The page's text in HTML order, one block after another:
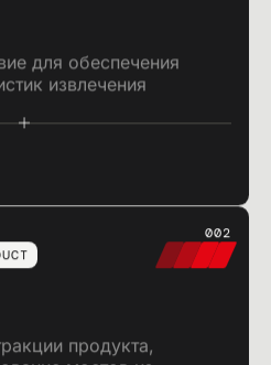
для обеспечения
извлечения
002
продукта,